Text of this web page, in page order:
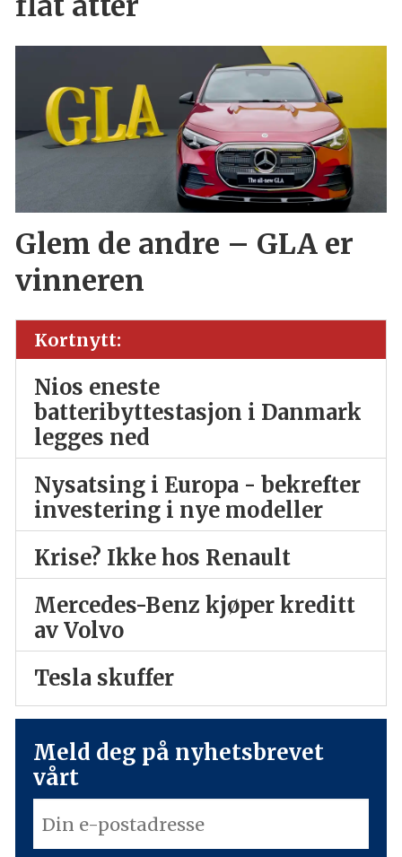
Glem de andre – GLA er
vinneren
Kortnytt:
Nios eneste
batteribyttestasjon i Danmark
legges ned
Nysatsing i Europa - bekrefter
investering i nye modeller
Krise? Ikke hos Renault
Mercedes-Benz kjøper kreditt
av Volvo
Tesla skuffer
Meld deg på nyhetsbrevet
vårt